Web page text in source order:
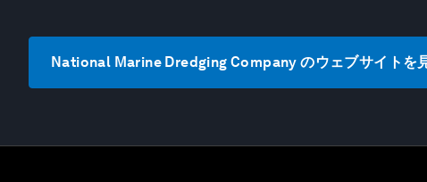
National Marine Dredging Company のウェブサイトを